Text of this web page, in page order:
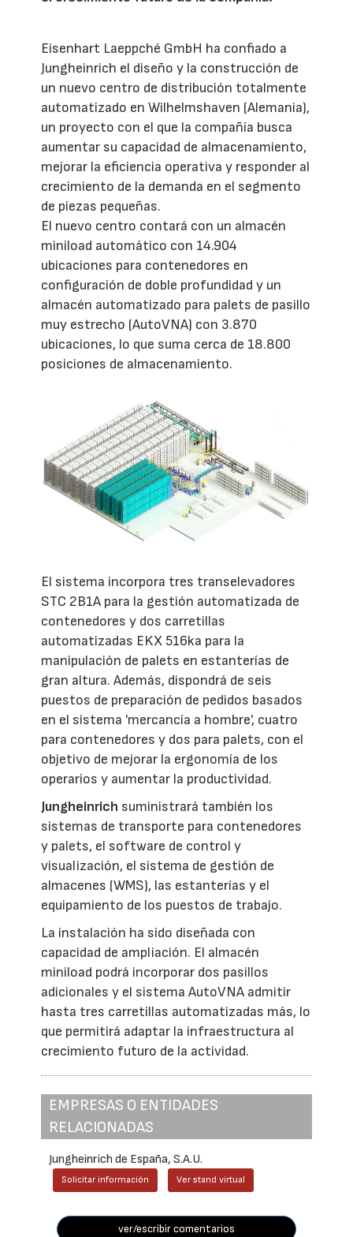
Eisenhart Laeppché GmbH ha confiado a
Jungheinrich el diseño y la construcción de
un nuevo centro de distribución totalmente
automatizado en Wilhelmshaven (Alemania),
un proyecto con el que la compañía busca
aumentar su capacidad de almacenamiento,
mejorar la eficiencia operativa y responder al
crecimiento de la demanda en el segmento
de piezas pequeñas.
El nuevo centro contará con un almacén
miniload automático con 14.904
ubicaciones para contenedores en
configuración de doble profundidad y un
almacén automatizado para palets de pasillo
muy estrecho (AutoVNA) con 3.870
ubicaciones, lo que suma cerca de 18.800
posiciones de almacenamiento.
El sistema incorpora tres transelevadores
STC 2B1A para la gestión automatizada de
contenedores y dos carretillas
automatizadas EKX 516ka para la
manipulación de palets en estanterías de
gran altura. Además, dispondrá de seis
puestos de preparación de pedidos basados
en el sistema 'mercancía a hombre', cuatro
para contenedores y dos para palets, con el
objetivo de mejorar la ergonomía de los
operarios y aumentar la productividad.
Jungheinrich suministrará también los
sistemas de transporte para contenedores
y palets, el software de control y
visualización, el sistema de gestión de
almacenes (WMS), las estanterías y el
equipamiento de los puestos de trabajo.
La instalación ha sido diseñada con
capacidad de ampliación. El almacén
miniload podrá incorporar dos pasillos
adicionales y el sistema AutoVNA admitir
hasta tres carretillas automatizadas más, lo
que permitirá adaptar la infraestructura al
crecimiento futuro de la actividad.
EMPRESAS O ENTIDADES
RELACIONADAS
Jungheinrich de España, S.A.U.
Solicitar información Ver stand virtual
ver/escribir comentarios